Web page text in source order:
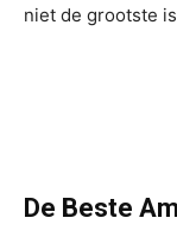
niet de grootste
De Beste